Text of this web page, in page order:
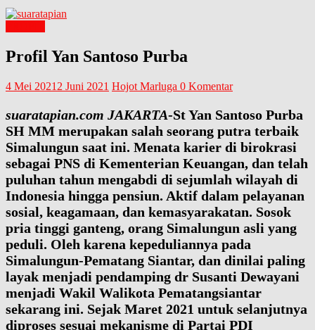
Profil Yan Santoso Purba
4 Mei 2021 2 Juni 2021 Hojot Marluga 0 Komentar
suaratapian.com JAKARTA-St Yan Santoso Purba
SH MM merupakan salah seorang putra terbaik
Simalungun saat ini. Menata karier di birokrasi
sebagai PNS di Kementerian Keuangan, dan telah
puluhan tahun mengabdi di sejumlah wilayah di
Indonesia hingga pensiun. Aktif dalam pelayanan
sosial, keagamaan, dan kemasyarakatan. Sosok
pria tinggi ganteng, orang Simalungun asli yang
peduli. Oleh karena kepeduliannya pada
Simalungun-Pematang Siantar, dan dinilai paling
layak menjadi pendamping dr Susanti Dewayani
menjadi Wakil Walikota Pematangsiantar
sekarang ini. Sejak Maret 2021 untuk selanjutnya
diproses sesuai mekanisme di Partai PDI